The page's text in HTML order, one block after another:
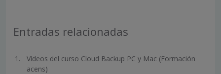
Entradas relacionadas
Vídeos del curso Cloud Backup PC y Mac (Formación
acens)